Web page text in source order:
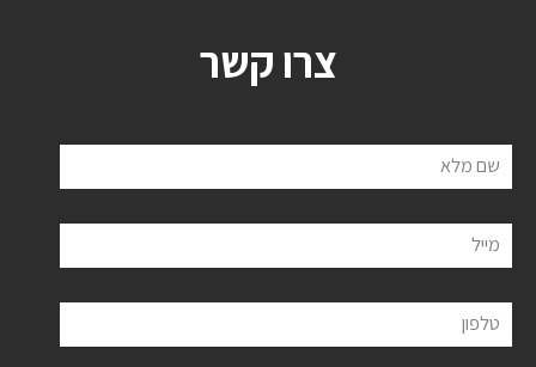
צרו קשר
שם מלא
מייל
טלפון